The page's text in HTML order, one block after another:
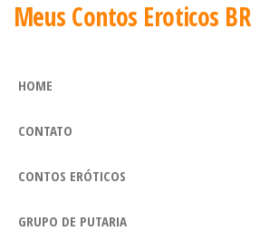
Pular
conteúdo
Meus Contos Eroticos BR
HOME
CONTATO
CONTOS ERÓTICOS
GRUPO DE PUTARIA